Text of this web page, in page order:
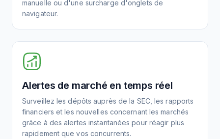
manuelle ou d'une surcharge d'onglets de
navigateur.
Alertes de marché en temps réel
Surveillez les dépôts auprès de la SEC, les rapports
financiers et les nouvelles concernant les marchés
grâce à des alertes instantanées pour réagir plus
rapidement que vos concurrents.